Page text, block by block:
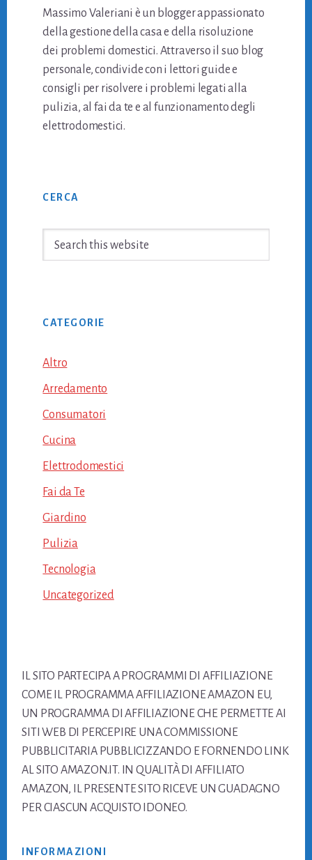
Massimo Valeriani è un blogger appassionato
della gestione della casa e della risoluzione
dei problemi domestici. Attraverso il suo blog
personale, condivide con i lettori guide e
consigli per risolvere i problemi legati alla
pulizia, al fai da te e al funzionamento degli
elettrodomestici.
Sidebar
CERCA
CATEGORIE
Altro
Arredamento
Consumatori
Cucina
Elettrodomestici
Fai da Te
Giardino
Pulizia
Tecnologia
Uncategorized
IL SITO PARTECIPA A PROGRAMMI DI AFFILIAZIONE
COME IL PROGRAMMA AFFILIAZIONE AMAZON EU,
UN PROGRAMMA DI AFFILIAZIONE CHE PERMETTE AI
SITI WEB DI PERCEPIRE UNA COMMISSIONE
PUBBLICITARIA PUBBLICIZZANDO E FORNENDO LINK
AL SITO AMAZON.IT. IN QUALITÀ DI AFFILIATO
AMAZON, IL PRESENTE SITO RICEVE UN GUADAGNO
PER CIASCUN ACQUISTO IDONEO.
INFORMAZIONI